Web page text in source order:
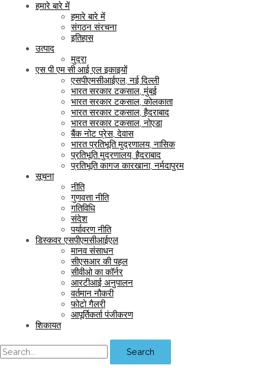
हमारे बारे में
हमारे बारे में
संगठन संरचना
इतिहास
उत्पाद
मुद्रा
एस पी एम सी आई एल इकाइयों
एसपीएमसीआईएल, नई दिल्ली
भारत सरकार टकसाल, मुंबई
भारत सरकार टकसाल, कोलकाता
भारत सरकार टकसाल, हैदराबाद
भारत सरकार टकसाल, नोएडा
बैंक नोट प्रेस, देवास
भारत प्रतिभूति मुद्रणालय, नासिक
प्रतिभूति मुद्रणालय, हैदराबाद
प्रतिभूति कागज कारखाना, नर्मदापुरम
सूचना
नीति
गुणवत्ता नीति
गतिविधि
संदेश
पर्यावरण नीति
डिस्कवर एसपीएमसीआईएल
मानव संसाधन
सीएसआर की पहल
सीवीओ का कॉर्नर
आरटीआई अनुपालन
वर्तमान नौकरी
फोटो गैलरी
आपूर्तिकर्ता पंजीकरण
शिकायत
Search